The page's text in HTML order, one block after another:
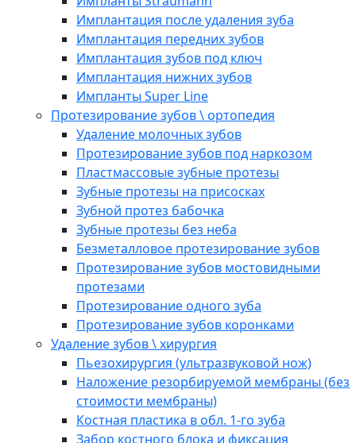
Имплантация после удаления зуба
Имплантация передних зубов
Имплантация зубов под ключ
Имплантация нижних зубов
Импланты Super Line
Протезирование зубов \ ортопедия
Удаление молочных зубов
Протезирование зубов под наркозом
Пластмассовые зубные протезы
Зубные протезы на присосках
Зубной протез бабочка
Зубные протезы без неба
Безметалловое протезирование зубов
Протезирование зубов мостовидными
протезами
Протезирование одного зуба
Протезирование зубов коронками
Удаление зубов \ хирургия
Пьезохирургия (ультразвуковой нож)
Наложение резорбируемой мембраны (без
стоимости мембраны)
Костная пластика в обл. 1-го зуба
Забор костного блока и фиксация